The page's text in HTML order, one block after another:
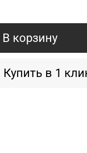
В корзину
Купить в 1